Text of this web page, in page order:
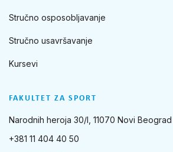
FAKULTET ZA SPORT
Narodnih heroja 30/I, 11070 Novi Beograd
+381 11 404 40 50
Stručno osposobljavanje
Stručno usavršavanje
Kursevi